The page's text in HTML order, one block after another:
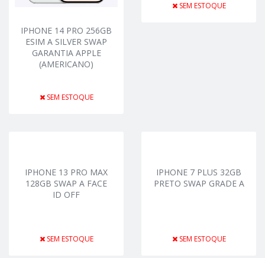
IPHONE 14 PRO 256GB
ESIM A SILVER SWAP
GARANTIA APPLE
(AMERICANO)
SEM ESTOQUE
SEM ESTOQUE
IPHONE 13 PRO MAX
128GB SWAP A FACE
ID OFF
SEM ESTOQUE
IPHONE 7 PLUS 32GB
PRETO SWAP GRADE A
SEM ESTOQUE